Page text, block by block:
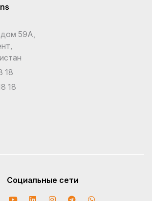
дом 59А,
18
18
Социальные сети